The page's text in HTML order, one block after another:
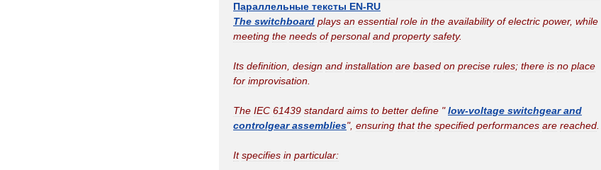
Параллельные тексты EN-RU
The switchboard plays an essential role in the availability of electric power, while
meeting the needs of personal and property safety.
Its definition design and installation are based on precise rules; there is no place
for improvisation
The IEC 61439 standard aims to better define " low-voltage switchgear and
controlgear assemblies", ensuring that the specified performances are reached
It specifies in particular: